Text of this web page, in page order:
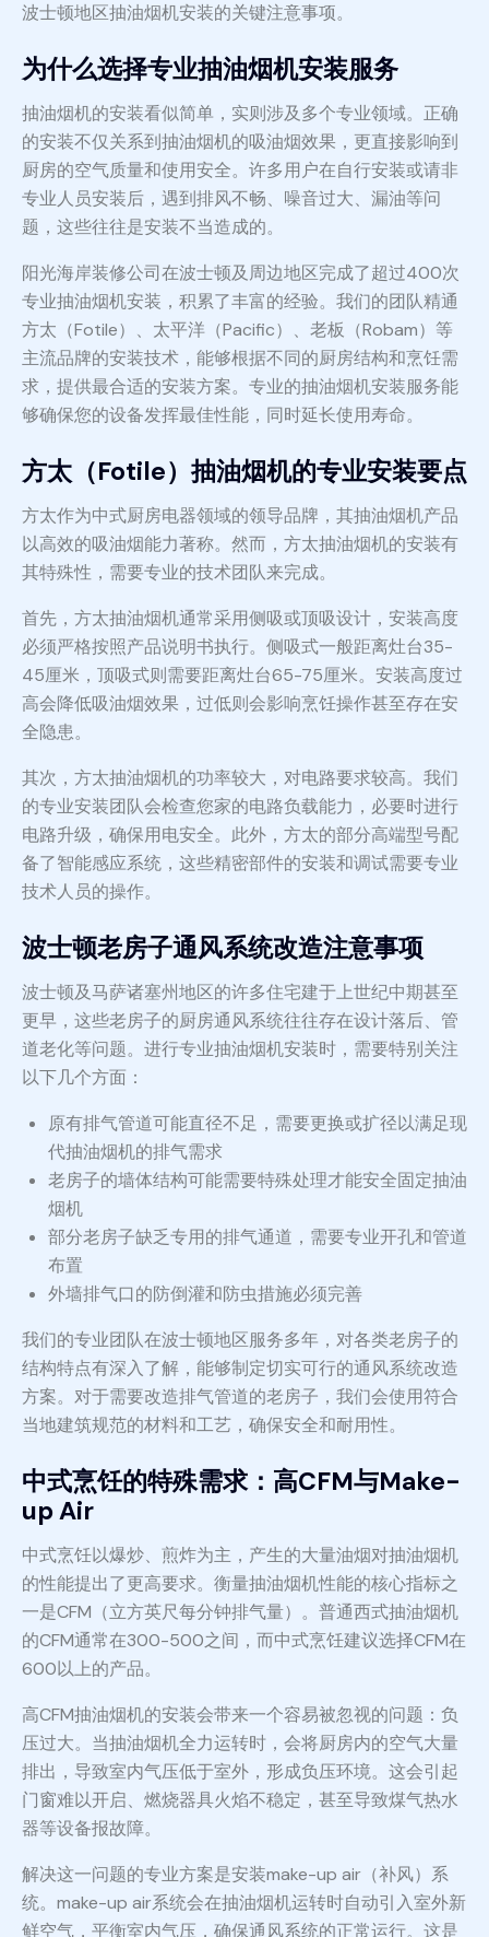
波士顿地区抽油烟机安装的关键注意事项。
为什么选择专业抽油烟机安装服务
抽油烟机的安装看似简单，实则涉及多个专业领域。正确
的安装不仅关系到抽油烟机的吸油烟效果，更直接影响到
厨房的空气质量和使用安全。许多用户在自行安装或请非
专业人员安装后，遇到排风不畅、噪音过大、漏油等问
题，这些往往是安装不当造成的。
阳光海岸装修公司在波士顿及周边地区完成了超过400次
专业抽油烟机安装，积累了丰富的经验。我们的团队精通
方太（Fotile）、太平洋（Pacific）、老板（Robam）等
主流品牌的安装技术，能够根据不同的厨房结构和烹饪需
求，提供最合适的安装方案。专业的抽油烟机安装服务能
够确保您的设备发挥最佳性能，同时延长使用寿命。
方太（Fotile）抽油烟机的专业安装要点
方太作为中式厨房电器领域的领导品牌，其抽油烟机产品
以高效的吸油烟能力著称。然而，方太抽油烟机的安装有
其特殊性，需要专业的技术团队来完成。
首先，方太抽油烟机通常采用侧吸或顶吸设计，安装高度
必须严格按照产品说明书执行。侧吸式一般距离灶台35-
45厘米，顶吸式则需要距离灶台65-75厘米。安装高度过
高会降低吸油烟效果，过低则会影响烹饪操作甚至存在安
全隐患。
其次，方太抽油烟机的功率较大，对电路要求较高。我们
的专业安装团队会检查您家的电路负载能力，必要时进行
电路升级，确保用电安全。此外，方太的部分高端型号配
备了智能感应系统，这些精密部件的安装和调试需要专业
技术人员的操作。
波士顿老房子通风系统改造注意事项
波士顿及马萨诸塞州地区的许多住宅建于上世纪中期甚至
更早，这些老房子的厨房通风系统往往存在设计落后、管
道老化等问题。进行专业抽油烟机安装时，需要特别关注
以下几个方面：
原有排气管道可能直径不足，需要更换或扩径以满足现
代抽油烟机的排气需求
老房子的墙体结构可能需要特殊处理才能安全固定抽油
烟机
部分老房子缺乏专用的排气通道，需要专业开孔和管道
布置
外墙排气口的防倒灌和防虫措施必须完善
我们的专业团队在波士顿地区服务多年，对各类老房子的
结构特点有深入了解，能够制定切实可行的通风系统改造
方案。对于需要改造排气管道的老房子，我们会使用符合
当地建筑规范的材料和工艺，确保安全和耐用性。
中式烹饪的特殊需求：高CFM与Make-
up Air
中式烹饪以爆炒、煎炸为主，产生的大量油烟对抽油烟机
的性能提出了更高要求。衡量抽油烟机性能的核心指标之
一是CFM（立方英尺每分钟排气量）。普通西式抽油烟机
的CFM通常在300-500之间，而中式烹饪建议选择CFM在
600以上的产品。
高CFM抽油烟机的安装会带来一个容易被忽视的问题：负
压过大。当抽油烟机全力运转时，会将厨房内的空气大量
排出，导致室内气压低于室外，形成负压环境。这会引起
门窗难以开启、燃烧器具火焰不稳定，甚至导致煤气热水
器等设备报故障。
解决这一问题的专业方案是安装make-up air（补风）系
统。make-up air系统会在抽油烟机运转时自动引入室外新
鲜空气，平衡室内气压，确保通风系统的正常运行。这是